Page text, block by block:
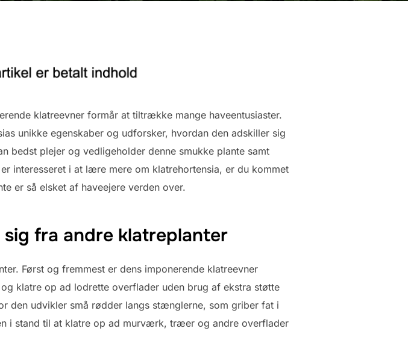
klatreevner formår at tiltrække mange haveentusiaster.
unikke egenskaber og udforsker, hvordan den adskiller sig
bedst plejer og vedligeholder denne smukke plante samt
interesseret i at lære mere om klatrehortensia, er du kommet
er så elsket af haveejere verden over.
fra andre klatreplanter
Først og fremmest er dens imponerende klatreevner
klatre op ad lodrette overflader uden brug af ekstra støtte
den udvikler små rødder langs stænglerne, som griber fat i
i stand til at klatre op ad murværk, træer og andre overflader